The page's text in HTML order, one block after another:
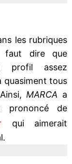
les rubriques
faut dire que
profil assez
quasiment tous
MARCA a
prononcé de
qui aimerait